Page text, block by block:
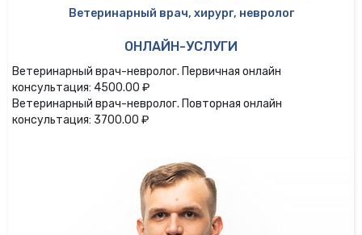
Ветеринарный врач, хирург, невролог
ОНЛАЙН-УСЛУГИ
Ветеринарный врач-невролог. Первичная онлайн
консультация: 4500.00 ₽
Ветеринарный врач-невролог. Повторная онлайн
консультация: 3700.00 ₽